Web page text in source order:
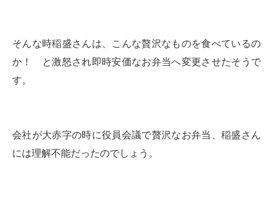
そんな時稲盛さんは、こんな贅沢なものを食べているの
か！ と激怒され即時安価なお弁当へ変更させたそうで
す。
会社が大赤字の時に役員会議で贅沢なお弁当、稲盛さん
には理解不能だったのでしょう。